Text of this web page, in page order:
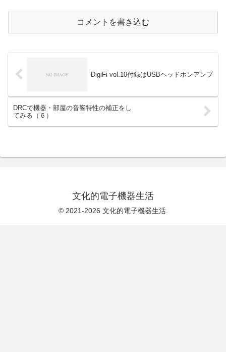
コメントを書き込む
DigiFi vol.10付録はUSBヘッドホンアンプ
DRCで機器・部屋の音響特性の補正をし
てみる（６）
文化的電子機器生活
© 2021-2026 文化的電子機器生活.